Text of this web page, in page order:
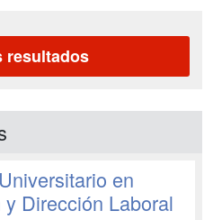
resultados
en
y Dirección Laboral